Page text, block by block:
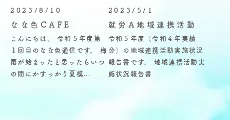
2023/8/10
なな色CAFE
こんにちは。 令和５年度第
１回目のなな色通信です。 梅
雨が始まったと思ったらいつ
の間にかすっかり夏模...
2023/5/1
就労A地域連携活動
令和５年度（令和４年実績
分）の地域連携活動実施状況
報告書です。 地域連携活動実
施状況報告書